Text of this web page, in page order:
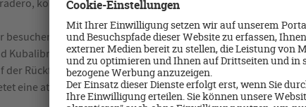
kommen wir durchs Tal der tausend Palmen, auch
besuchen das Vinales Tal, die Cueva de la Indios und
Kubalibre zur Landeskultur.
der Rückfahrt machen wir einen kurzen Halt an der höchsten
eine atemberaubende Kulisse.